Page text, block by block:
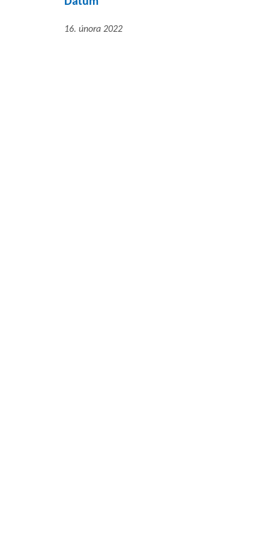
16. února 2022